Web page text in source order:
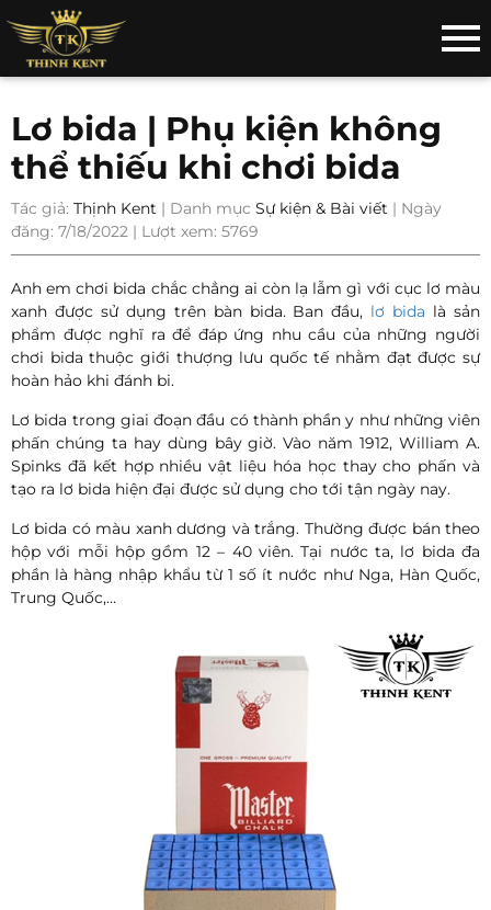
Lơ bida | Phụ kiện không
thể thiếu khi chơi bida
Tác giả: Thịnh Kent | Danh mục Sự kiện & Bài viết | Ngày
đăng: 7/18/2022 | Lượt xem: 5769
Anh em chơi bida chắc chẳng ai còn lạ lẫm gì với cục lơ màu
xanh được sử dụng trên bàn bida. Ban đầu, lơ bida là sản
phẩm được nghĩ ra để đáp ứng nhu cầu của những người
chơi bida thuộc giới thượng lưu quốc tế nhằm đạt được sự
hoàn hảo khi đánh bi.
Lơ bida trong giai đoạn đầu có thành phần y như những viên
phấn chúng ta hay dùng bây giờ. Vào năm 1912, William A.
Spinks đã kết hợp nhiều vật liệu hóa học thay cho phấn và
tạo ra lơ bida hiện đại được sử dụng cho tới tận ngày nay.
Lơ bida có màu xanh dương và trắng. Thường được bán theo
hộp với mỗi hộp gồm 12 – 40 viên. Tại nước ta, lơ bida đa
phần là hàng nhập khẩu từ 1 số ít nước như Nga, Hàn Quốc,
Trung Quốc,…